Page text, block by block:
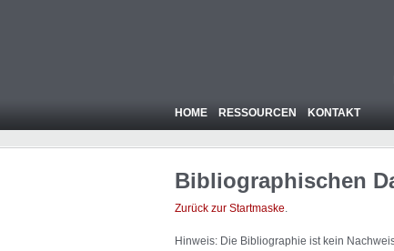
HOME RESSOURCEN KONTAKT
Bibliographischen
Zurück zur Startmaske.
Hinweis: Die Bibliographie ist kein